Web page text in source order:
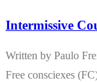
Intermissive
Written by Paulo
Free consciexes